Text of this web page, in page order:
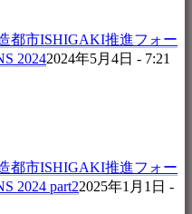
都市ISHIGAKI推進フォー
20242024年5月4日 - 7:21
都市ISHIGAKI推進フォー
2024 part22025年1月1日 -